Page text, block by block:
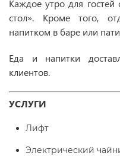
Каждое утро для гостей
стол». Кроме того,
напитком в баре или
Еда и напитки
клиентов.
УСЛУГИ
Лифт
Электрический